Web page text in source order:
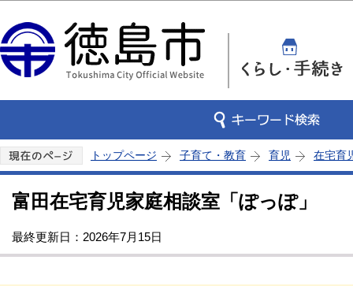
トップページ 子育て・教育 育児 在宅育
富田在宅育児家庭相談室「ぽっぽ」
最終更新日：2026年7月15日